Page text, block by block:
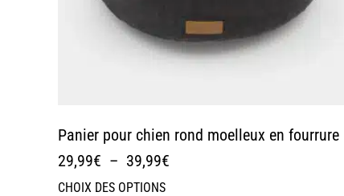
Panier pour chien rond moelleux en fourrure
29,99€ – 39,99€
CHOIX DES OPTIONS